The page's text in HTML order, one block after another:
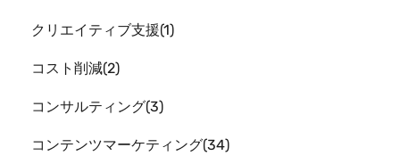
クリエイティブ支援 1
コスト削減 2
コンサルティング 3
コンテンツマーケティング 34